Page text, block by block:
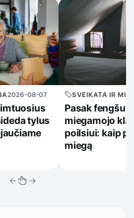
2026-08-07
tylus
SVEIKATA IR
Pasak fengšui,
miegamojo
poilsiui: kaip
miegą
← →